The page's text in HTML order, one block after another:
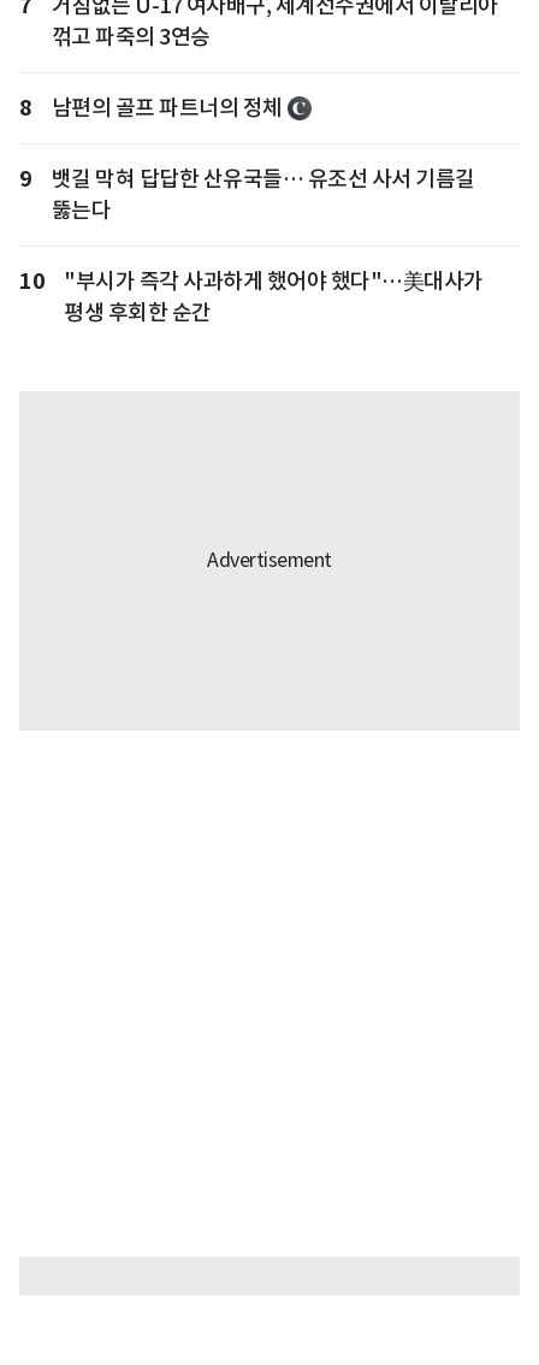
꺾고 파죽의 3연승
8 남편의 골프 파트너의 정체
9
뱃길 막혀 답답한 산유국들… 유조선 사서 기름길
뚫는다
10
"부시가 즉각 사과하게 했어야 했다"…美대사가
평생 후회한 순간